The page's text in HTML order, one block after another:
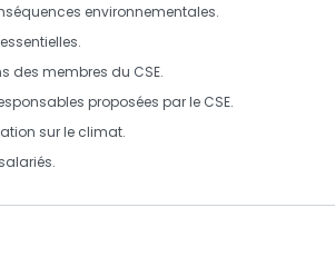
environnementales.
des membres du CSE.
proposées par le CSE.
sur le climat.